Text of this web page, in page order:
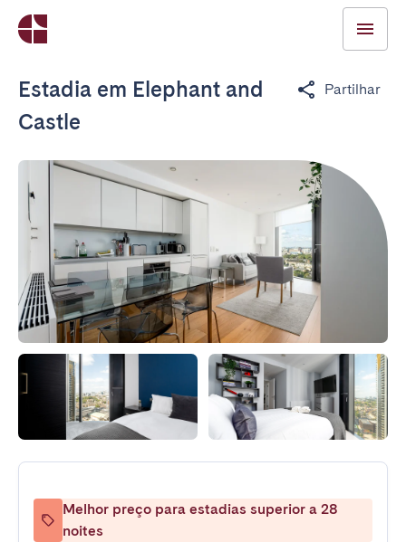
Estadia em Elephant and
Castle
Partilhar
Melhor preço para estadias superior a 28
noites